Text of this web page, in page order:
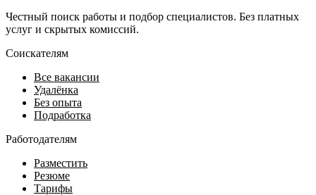
Честный поиск работы и подбор специалистов. Без платных
услуг и скрытых комиссий.
Соискателям
Все вакансии
Удалёнка
Без опыта
Подработка
Работодателям
Разместить
Резюме
Тарифы